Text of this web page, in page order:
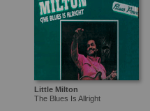
Little Milton
The Blues Is Allright